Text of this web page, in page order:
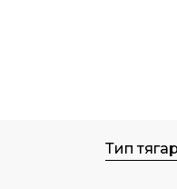
Тип